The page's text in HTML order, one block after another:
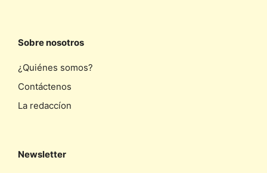
Sobre nosotros
¿Quiénes somos?
Contáctenos
La redaccíon
Newsletter